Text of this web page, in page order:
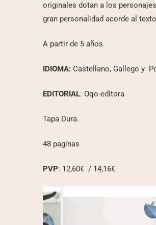
originales dotan a los
gran personalidad acorde al
A partir de 5 años.
IDIOMA: Castellano, Gallego y
EDITORIAL: Oqo-editora
Tapa Dura.
48 paginas
PVP: 12,60€ / 14,16€